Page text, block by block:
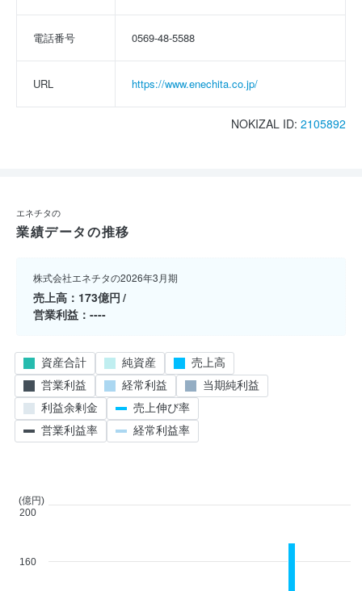
電話番号 0569-48-5588
URL https://www.enechita.co.jp/
NOKIZAL ID: 2105892
エネチタの
業績データの推移
株式会社エネチタの2026年3月期
売上高
173億円
営業利益
----
160
(億円)
200
資産合計 純資産
売上高
営業利益
経常利益
当期純利益
利益余剰金
売上伸び率
営業利益率
経常利益率